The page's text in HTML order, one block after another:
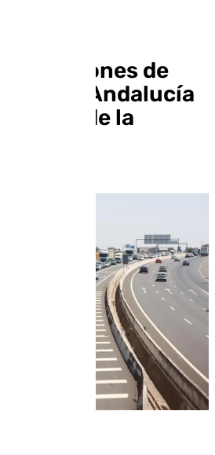
1,4 millones de
en Andalucía
parte de la